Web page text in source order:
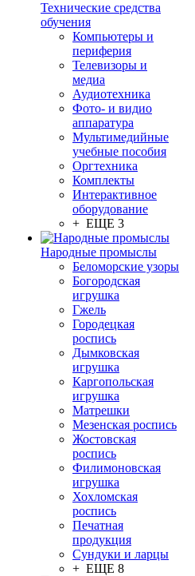
Технические средства
обучения
Компьютеры и
периферия
Телевизоры и
медиа
Аудиотехника
Фото- и видио
аппаратура
Мультимедийные
учебные пособия
Оргтехника
Комплекты
Интерактивное
оборудование
+ ЕЩЕ 3
Народные промыслы
Беломорские узоры
Богородская
игрушка
Гжель
Городецкая
роспись
Дымковская
игрушка
Каргопольская
игрушка
Матрешки
Мезенская роспись
Жостовская
роспись
Филимоновская
игрушка
Хохломская
роспись
Печатная
продукция
Сундуки и ларцы
+ ЕЩЕ 8